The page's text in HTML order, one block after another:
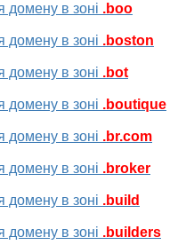
домену в зоні .boo
домену в зоні .boston
домену в зоні .bot
домену в зоні .boutique
домену в зоні .br.com
домену в зоні .broker
домену в зоні .build
домену в зоні .builders